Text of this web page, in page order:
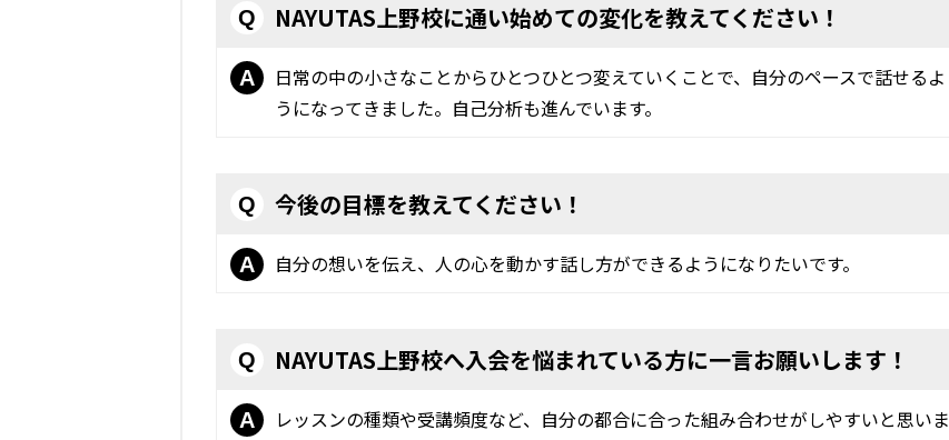
Q NAYUTAS上野校に通い始めての変化を教えてください！
A
日常の中の小さなことからひとつひとつ変えていくことで、自分のペースで話せるよ
うになってきました。自己分析も進んでいます。
Q 今後の目標を教えてください！
A 自分の想いを伝え、人の心を動かす話し方ができるようになりたいです。
Q NAYUTAS上野校へ入会を悩まれている方に一言お願いします！
A
レッスンの種類や受講頻度など、自分の都合に合った組み合わせがしやすいと思いま